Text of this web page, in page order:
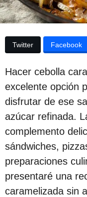
p
u
b
l
a
3
a
Twitter Facebook
Hacer cebolla
excelente opción
disfrutar de ese
azúcar refinada.
complemento
sándwiches,
preparaciones
presentaré una
caramelizada sin